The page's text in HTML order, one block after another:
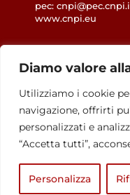
Diamo valore
Utilizziamo i cookie
navigazione, offrirti
personalizzati e
“Accetta tutti”,
Personalizza
pec:
www.cnpi.eu
Accessibilità